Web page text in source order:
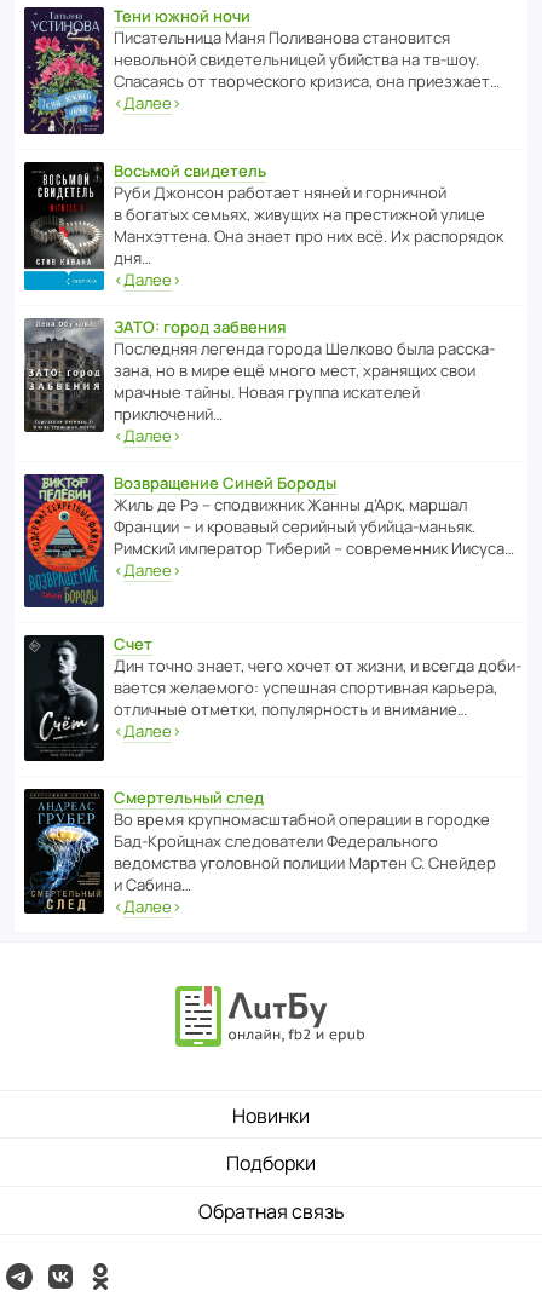
Тени южной ночи
Писа­тель­ница Маня Поли­ва­нова стано­вится
невольной свиде­тель­ницей убийства на тв-шоу.
Спасаясь от твор­че­с­кого кризиса, она приезжает…
‹Далее›
Восьмой свидетель
Руби Джонсон рабо­тает няней и горни­чной
в богатых семьях, живущих на прес­ти­жной улице
Манх­эт­тена. Она знает про них всё. Их распо­рядок
дня…
‹Далее›
ЗАТО: город забвения
После­дняя легенда города Шелково была расска­
зана, но в мире ещё много мест, хранящих свои
мрачные тайны. Новая группа иска­телей
приключений…
‹Далее›
Возвращение Синей Бороды
Жиль де Рэ – спод­ви­жник Жанны д’Арк, маршал
Франции – и кровавый серийный убийца-маньяк.
Римский импе­ратор Тиберий – совре­менник Иисуса…
‹Далее›
Счет
Дин точно знает, чего хочет от жизни, и всегда доби­
ва­ется жела­е­мого: успе­шная спор­ти­вная карьера,
отли­чные отметки, попу­ля­р­ность и внимание…
‹Далее›
Смертельный след
Во время круп­но­мас­ш­та­бной операции в городке
Бад‑Крой­цнах следо­ва­тели Феде­раль­ного
ведомства уголо­вной полиции Мартен С. Снейдер
и Сабина…
‹Далее›
Новинки
Подборки
Обратная связь